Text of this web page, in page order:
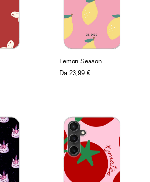
Lemon Season
Da 23,99 €